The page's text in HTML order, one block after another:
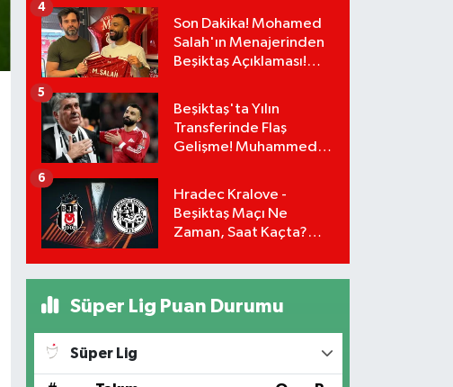
Son Dakika! Mohamed
Salah'ın Menajerinden
Beşiktaş Açıklaması!
4
Beşiktaş'ta Yılın
Transferinde Flaş
Gelişme! Muhammed
5
Hradec Kralove -
Beşiktaş Maçı Ne
Zaman, Saat Kaçta?
6
Süper Lig Puan Durumu
Süper Lig